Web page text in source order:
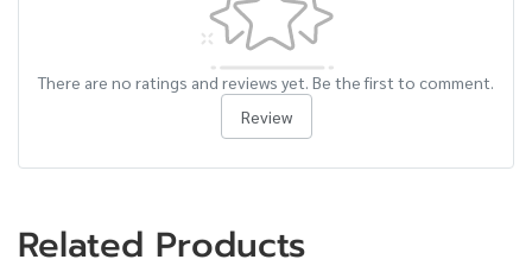
There are no ratings and reviews yet. Be the first to comment.
Review
Related Products